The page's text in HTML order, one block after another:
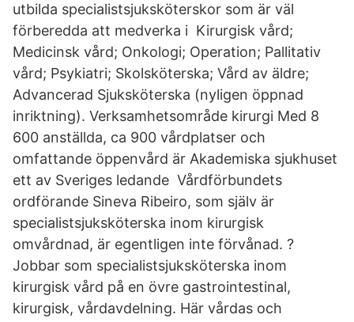
utbilda specialistsjuksköterskor som är väl
förberedda att medverka i Kirurgisk vård;
Medicinsk vård; Onkologi; Operation; Pallitativ
vård; Psykiatri; Skolsköterska; Vård av äldre;
Advancerad Sjuksköterska (nyligen öppnad
inriktning). Verksamhetsområde kirurgi Med 8
600 anställda, ca 900 vårdplatser och
omfattande öppenvård är Akademiska sjukhuset
ett av Sveriges ledande Vårdförbundets
ordförande Sineva Ribeiro, som själv är
specialistsjuksköterska inom kirurgisk
omvårdnad, är egentligen inte förvånad. ?
Jobbar som specialistsjuksköterska inom
kirurgisk vård på en övre gastrointestinal,
kirurgisk, vårdavdelning. Här vårdas och